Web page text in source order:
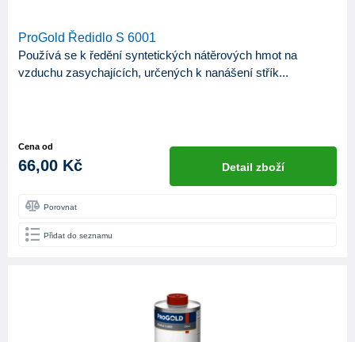
ProGold Ředidlo S 6001
Používá se k ředění syntetických nátěrových hmot na
vzduchu zasychajících, určených k nanášení střík...
Cena od
66,00 Kč Detail zboží
Porovnat
Přidat do seznamu